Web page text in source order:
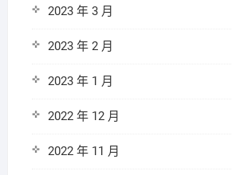
2023 年 3 月
2023 年 2 月
2023 年 1 月
2022 年 12 月
2022 年 11 月